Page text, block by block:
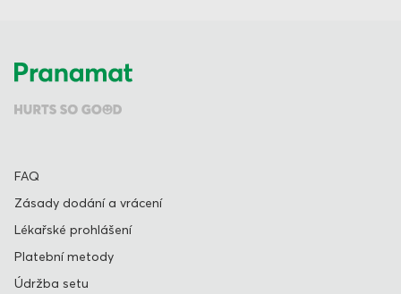
FAQ
Zásady dodání a vrácení
Lékařské prohlášení
Platební metody
Údržba setu